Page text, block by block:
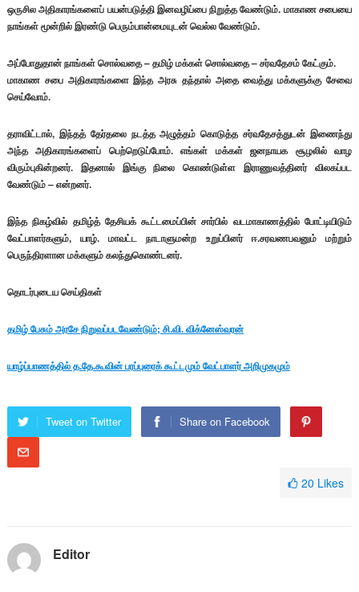
ஒருசில அதிகாரங்களைப் பயன்படுத்தி இனவழிப்பை நிறுத்த வேண்டும். மாகாண சபையை
நாங்கள் மூன்றில் இரண்டு பெரும்பான்மையுடன் வெல்ல வேண்டும்.
அப்போதுதான் நாங்கள் சொல்வதை – தமிழ் மக்கள் சொல்வதை – சர்வதேசம் கேட்கும்.
மாகாண சபை அதிகாரங்களை இந்த அரசு தந்தால் அதை வைத்து மக்களுக்கு சேவை
செய்வோம்.
தராவிட்டால், இந்தத் தேர்தலை நடத்த அழுத்தம் கொடுத்த சர்வதேசத்துடன் இணைந்து
அந்த அதிகாரங்களைப் பெற்றெடுப்போம். எங்கள் மக்கள் ஜனநாயக சூழலில் வாழ
விரும்புகின்றனர். இதனால் இங்கு நிலை கொண்டுள்ள இராணுவத்தினர் விலகப்பட
வேண்டும் – என்றனர்.
இந்த நிகழ்வில் தமிழ்த் தேசியக் கூட்டமைப்பின் சார்பில் வடமாகாணத்தில் போட்டியிடும்
வேட்பாளர்களும், யாழ். மாவட்ட நாடாளுமன்ற உறுப்பினர் ஈ.சரவணபவனும் மற்றும்
பெருந்திரளான மக்களும் கலந்துகொண்டனர்.
தொடர்புடைய செய்திகள்
தமிழ் பேசும் அரசே நிறுவப்படவேண்டும்; சி.வி. விக்னேஸ்வரன்
யாழ்ப்பாணத்தில் த.தே.கூவின் பரப்புரைக் கூட்டமும் வேட்பாளர் அறிமுகமும்
Tweet on Twitter Share on Facebook
20 Likes
Editor